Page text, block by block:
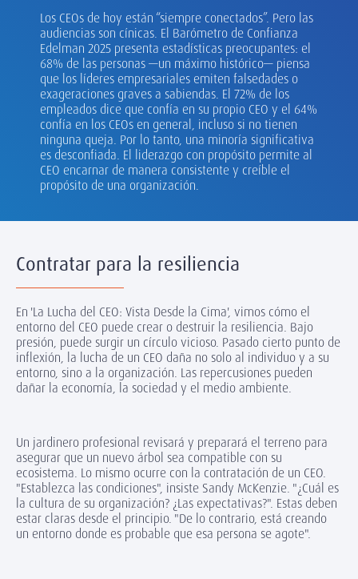
Los CEOs de hoy están “siempre conectados”. Pero las
audiencias son cínicas. El Barómetro de Confianza
Edelman 2025 presenta estadísticas preocupantes: el
68% de las personas —un máximo histórico— piensa
que los líderes empresariales emiten falsedades o
exageraciones graves a sabiendas. El 72% de los
empleados dice que confía en su propio CEO y el 64%
confía en los CEOs en general, incluso si no tienen
ninguna queja. Por lo tanto, una minoría significativa
es desconfiada. El liderazgo con propósito permite al
CEO encarnar de manera consistente y creíble el
propósito de una organización.
Contratar para la resiliencia
En 'La Lucha del CEO: Vista Desde la Cima', vimos cómo el
entorno del CEO puede crear o destruir la resiliencia. Bajo
presión, puede surgir un círculo vicioso. Pasado cierto punto de
inflexión, la lucha de un CEO daña no solo al individuo y a su
entorno, sino a la organización. Las repercusiones pueden
dañar la economía, la sociedad y el medio ambiente.
Un jardinero profesional revisará y preparará el terreno para
asegurar que un nuevo árbol sea compatible con su
ecosistema. Lo mismo ocurre con la contratación de un CEO.
"Establezca las condiciones", insiste Sandy McKenzie. "¿Cuál es
la cultura de su organización? ¿Las expectativas?". Estas deben
estar claras desde el principio. "De lo contrario, está creando
un entorno donde es probable que esa persona se agote".